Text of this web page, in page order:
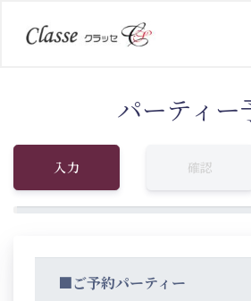
パーティー
入力 確認
■ご予約パーティー